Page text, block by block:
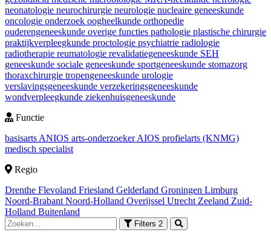
neonatologie neurochirurgie neurologie nucleaire geneeskunde
oncologie onderzoek oogheelkunde orthopedie
ouderengeneeskunde overige functies pathologie plastische chirurgie
praktijkverpleegkunde proctologie psychiatrie radiologie
radiotherapie reumatologie revalidatiegeneeskunde SEH
geneeskunde sociale geneeskunde sportgeneeskunde stomazorg
thoraxchirurgie tropengeneeskunde urologie
verslavingsgeneeskunde verzekeringsgeneeskunde
wondverpleegkunde ziekenhuisgeneeskunde
Functie
basisarts ANIOS arts-onderzoekerAIOS profielarts (KNMG)
medisch specialist
Regio
Drenthe Flevoland Friesland Gelderland Groningen Limburg
Noord-Brabant Noord-Holland Overijssel Utrecht Zeeland Zuid-
Holland Buitenland
Filters 2